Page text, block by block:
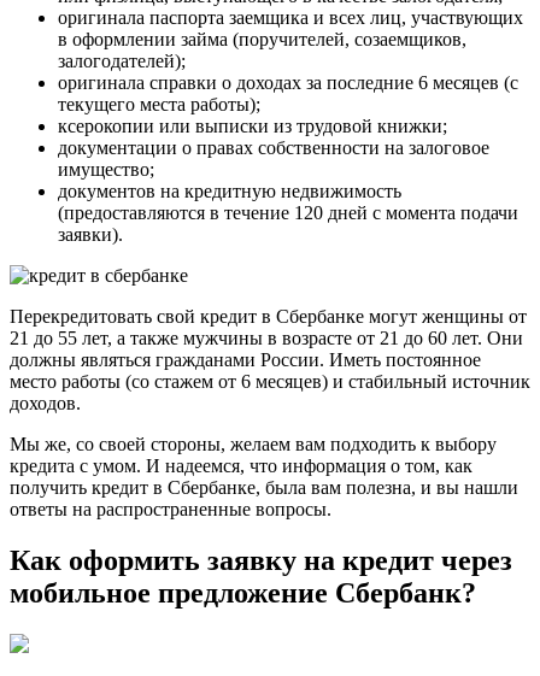
оригинала паспорта заемщика и всех лиц, участвующих
в оформлении займа (поручителей, созаемщиков,
залогодателей);
оригинала справки о доходах за последние 6 месяцев (с
текущего места работы);
ксерокопии или выписки из трудовой книжки;
документации о правах собственности на залоговое
имущество;
документов на кредитную недвижимость
(предоставляются в течение 120 дней с момента подачи
заявки).
Перекредитовать свой кредит в Сбербанке могут женщины от
21 до 55 лет, а также мужчины в возрасте от 21 до 60 лет. Они
должны являться гражданами России. Иметь постоянное
место работы (со стажем от 6 месяцев) и стабильный источник
доходов.
Мы же, со своей стороны, желаем вам подходить к выбору
кредита с умом. И надеемся, что информация о том, как
получить кредит в Сбербанке, была вам полезна, и вы нашли
ответы на распространенные вопросы.
Как оформить заявку на кредит через
мобильное предложение Сбербанк?